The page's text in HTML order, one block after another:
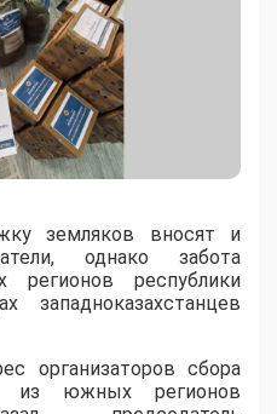
земляков вносят и
однако забота
регионов республики
западноказахстанцев
организаторов сбора
из южных регионов